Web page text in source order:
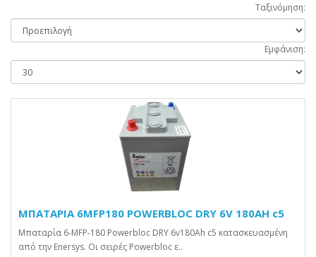
Ταξινόμηση:
Εμφάνιση:
ΜΠΑΤΑΡΙΑ 6MFP180 POWERBLOC DRY 6V 180AH c5
Μπαταρία 6-MFP-180 Powerbloc DRY 6v180Ah c5 κατασκευασμένη
από την Enersys. Οι σειρές Powerbloc ε..